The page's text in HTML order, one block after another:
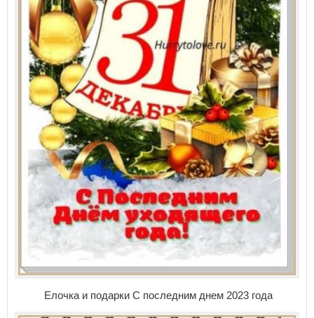
Елочка и подарки С последним днем 2023 года